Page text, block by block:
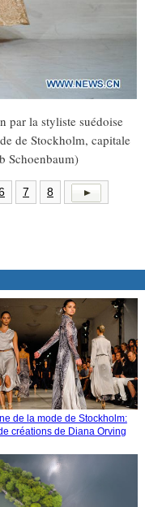
par la styliste suédoise
de Stockholm, capitale
Schoenbaum)
7 8
de la mode de Stockholm:
créations de Diana Orving